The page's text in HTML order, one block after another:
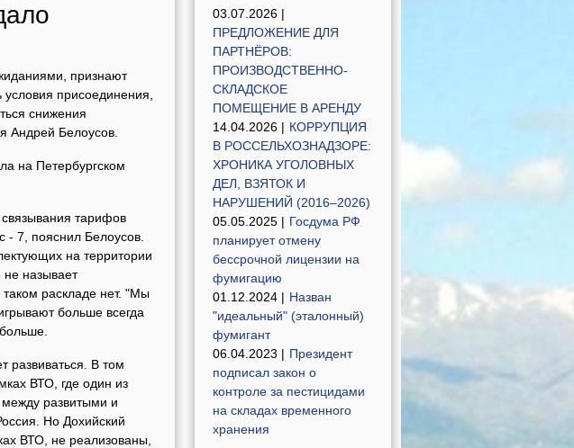
признают
присоединения,
снижения
Андрей Белоусов.
на Петербургском
связывания тарифов
7, пояснил Белоусов.
на территории
не называет
раскладе нет. "Мы
больше всегда
развиваться. В том
ВТО, где один из
развитыми и
Но Дохийский
ВТО, не реализованы,
03.07.2026 |
ПРЕДЛОЖЕНИЕ ДЛЯ
ПАРТНЁРОВ:
ПРОИЗВОДСТВЕННО-
СКЛАДСКОЕ
ПОМЕЩЕНИЕ В АРЕНДУ
14.04.2026 | КОРРУПЦИЯ
В РОССЕЛЬХОЗНАДЗОРЕ:
ХРОНИКА УГОЛОВНЫХ
ДЕЛ, ВЗЯТОК И
НАРУШЕНИЙ (2016–2026)
05.05.2025 | Госдума РФ
планирует отмену
бессрочной лицензии на
фумигацию
01.12.2024 | Назван
"идеальный" (эталонный)
фумигант
06.04.2023 | Президент
подписал закон о
контроле за пестицидами
на складах временного
хранения